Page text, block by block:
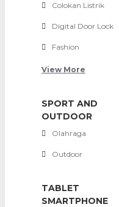
Colokan Listrik
Digital Door Lock
Fashion
View More
SPORT AND
OUTDOOR
Olahraga
Outdoor
TABLET
SMARTPHONE